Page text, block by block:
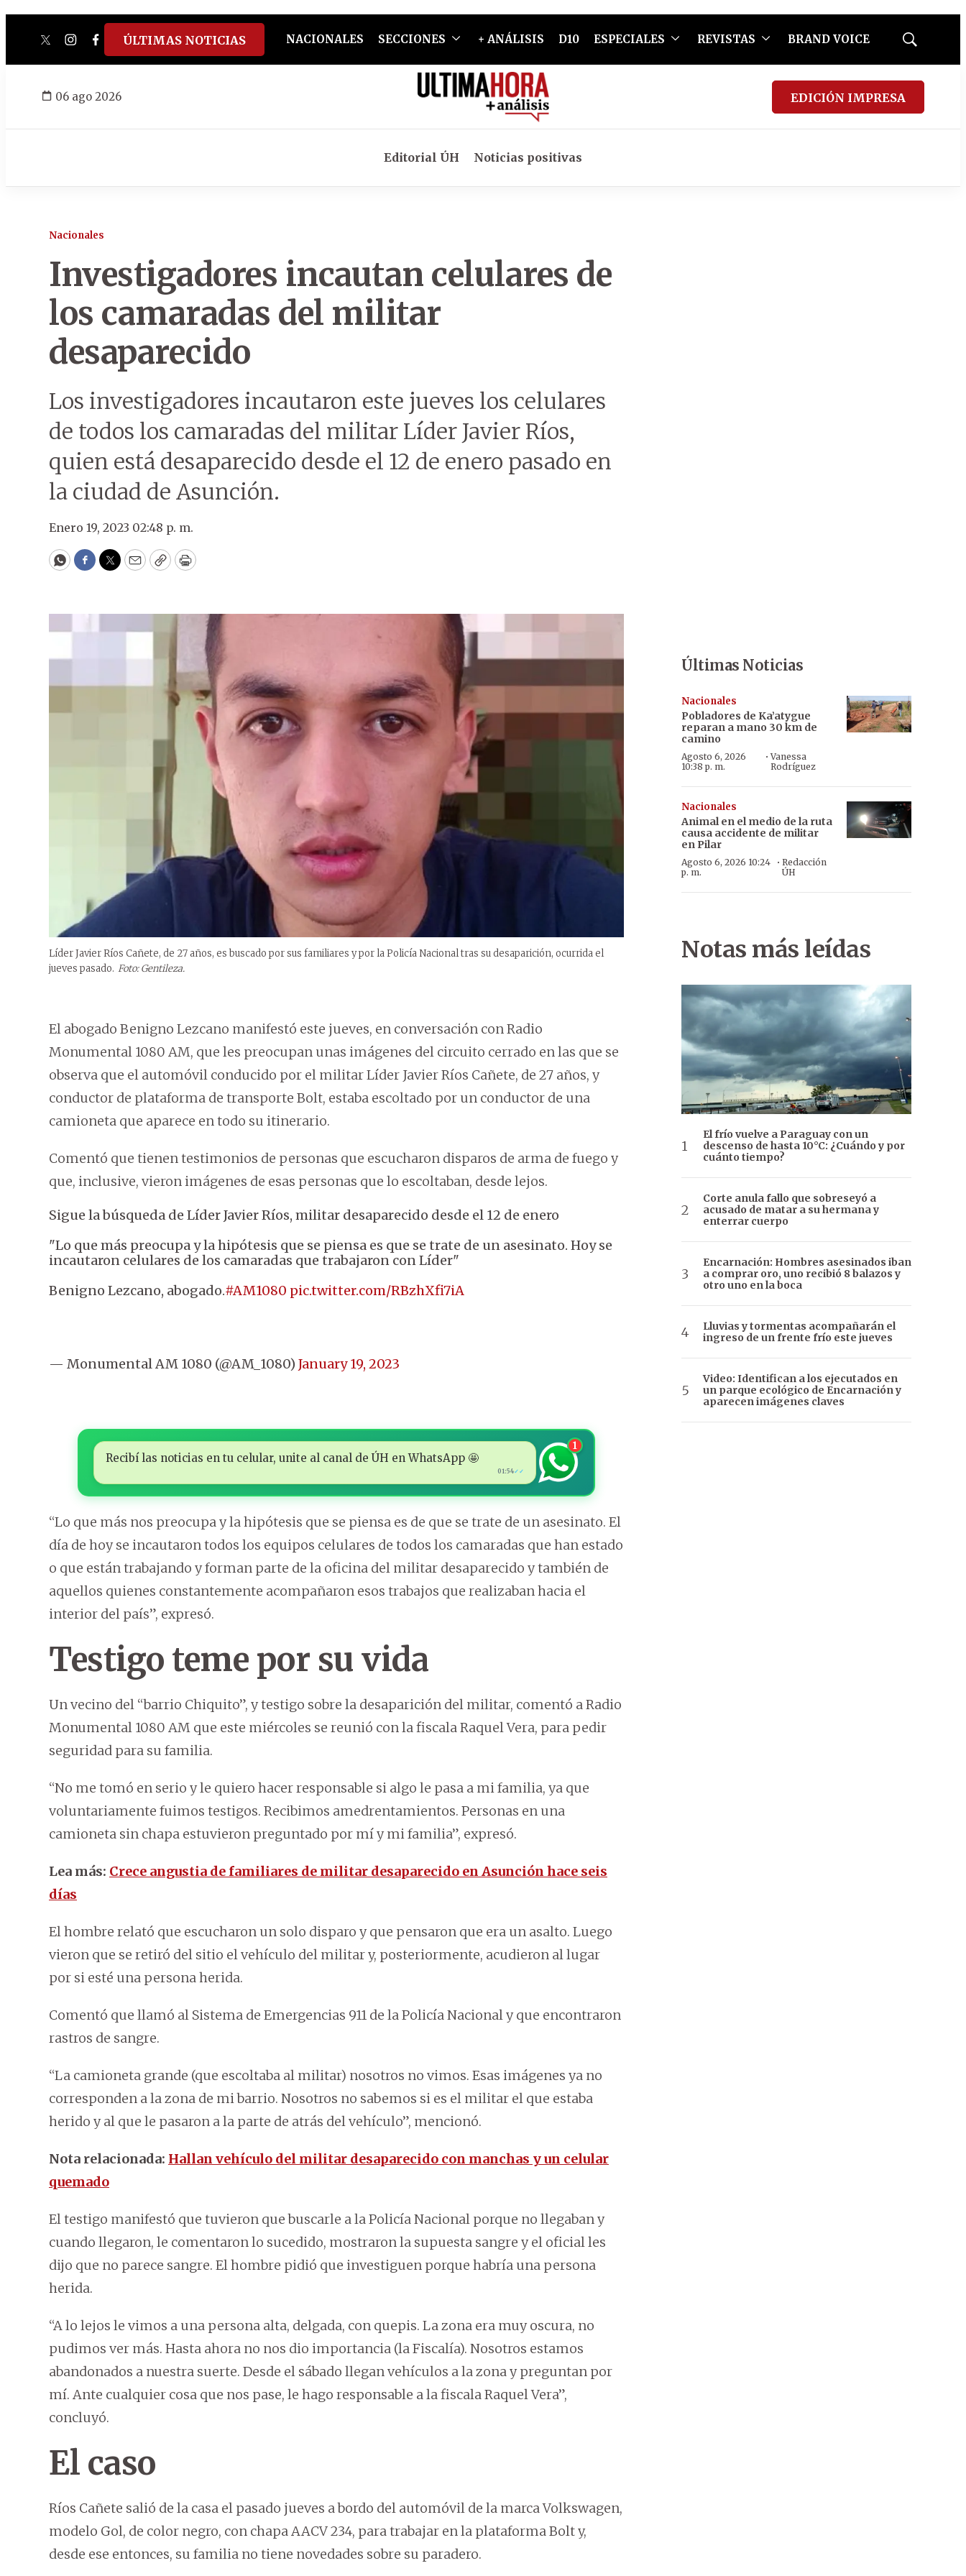
twitterinstagram
facebook
tiktokyoutube
spotify
ÚLTIMAS NOTICIAS NACIONALES SECCIONES + ANÁLISIS D10 ESPECIALES REVISTAS BRAND VOICE
Mostrar
06 ago 2026 EDICIÓN IMPRESA
Editorial ÚH Noticias positivas
Nacionales
Investigadores incautan celulares de
los camaradas del militar
desaparecido
Los investigadores incautaron este jueves los celulares
de todos los camaradas del militar Líder Javier Ríos,
quien está desaparecido desde el 12 de enero pasado en
la ciudad de Asunción.
Enero 19, 2023 02:48 p. m.
WhatsApp
Facebook
Twitter
EmailCopyPrint
Líder Javier Ríos Cañete, de 27 años, es buscado por sus familiares y por la Policía Nacional tras su desaparición, ocurrida el
jueves pasado. Foto: Gentileza.
El abogado Benigno Lezcano manifestó este jueves, en conversación con Radio
Monumental 1080 AM, que les preocupan unas imágenes del circuito cerrado en las que se
observa que el automóvil conducido por el militar Líder Javier Ríos Cañete, de 27 años, y
conductor de plataforma de transporte Bolt, estaba escoltado por un conductor de una
camioneta que aparece en todo su itinerario.
Comentó que tienen testimonios de personas que escucharon disparos de arma de fuego y
que, inclusive, vieron imágenes de esas personas que lo escoltaban, desde lejos.
Sigue la búsqueda de Líder Javier Ríos, militar desaparecido desde el 12 de enero
"Lo que más preocupa y la hipótesis que se piensa es que se trate de un asesinato. Hoy se
incautaron celulares de los camaradas que trabajaron con Líder"
Benigno Lezcano, abogado.#AM1080 pic.twitter.com/RBzhXfi7iA
— Monumental AM 1080 (@AM_1080) January 19, 2023
Recibí las noticias en tu celular, unite al canal de ÚH en WhatsApp 🤩
01:54✓✓
1
“Lo que más nos preocupa y la hipótesis que se piensa es de que se trate de un asesinato. El
día de hoy se incautaron todos los equipos celulares de todos los camaradas que han estado
o que están trabajando y forman parte de la oficina del militar desaparecido y también de
aquellos quienes constantemente acompañaron esos trabajos que realizaban hacia el
interior del país”, expresó.
Testigo teme por su vida
Un vecino del “barrio Chiquito”, y testigo sobre la desaparición del militar, comentó a Radio
Monumental 1080 AM que este miércoles se reunió con la fiscala Raquel Vera, para pedir
seguridad para su familia.
“No me tomó en serio y le quiero hacer responsable si algo le pasa a mi familia, ya que
voluntariamente fuimos testigos. Recibimos amedrentamientos. Personas en una
camioneta sin chapa estuvieron preguntado por mí y mi familia”, expresó.
Lea más: Crece angustia de familiares de militar desaparecido en Asunción hace seis
días
El hombre relató que escucharon un solo disparo y que pensaron que era un asalto. Luego
vieron que se retiró del sitio el vehículo del militar y, posteriormente, acudieron al lugar
por si esté una persona herida.
Comentó que llamó al Sistema de Emergencias 911 de la Policía Nacional y que encontraron
rastros de sangre.
“La camioneta grande (que escoltaba al militar) nosotros no vimos. Esas imágenes ya no
corresponden a la zona de mi barrio. Nosotros no sabemos si es el militar el que estaba
herido y al que le pasaron a la parte de atrás del vehículo”, mencionó.
Nota relacionada: Hallan vehículo del militar desaparecido con manchas y un celular
quemado
El testigo manifestó que tuvieron que buscarle a la Policía Nacional porque no llegaban y
cuando llegaron, le comentaron lo sucedido, mostraron la supuesta sangre y el oficial les
dijo que no parece sangre. El hombre pidió que investiguen porque habría una persona
herida.
“A lo lejos le vimos a una persona alta, delgada, con quepis. La zona era muy oscura, no
pudimos ver más. Hasta ahora no nos dio importancia (la Fiscalía). Nosotros estamos
abandonados a nuestra suerte. Desde el sábado llegan vehículos a la zona y preguntan por
mí. Ante cualquier cosa que nos pase, le hago responsable a la fiscala Raquel Vera”,
concluyó.
El caso
Ríos Cañete salió de la casa el pasado jueves a bordo del automóvil de la marca Volkswagen,
modelo Gol, de color negro, con chapa AACV 234, para trabajar en la plataforma Bolt y,
desde ese entonces, su familia no tiene novedades sobre su paradero.
Últimas Noticias
Nacionales
Pobladores de Ka’atygue
reparan a mano 30 km de
camino
Agosto 6, 2026
10:38 p. m.
·Vanessa
Rodríguez
Nacionales
Animal en el medio de la ruta
causa accidente de militar
en Pilar
Agosto 6, 2026 10:24
p. m.
· Redacción
ÚH
Notas más leídas
El frío vuelve a Paraguay con un
descenso de hasta 10°C: ¿Cuándo y por
cuánto tiempo?
Corte anula fallo que sobreseyó a
acusado de matar a su hermana y
enterrar cuerpo
Encarnación: Hombres asesinados iban
a comprar oro, uno recibió 8 balazos y
otro uno en la boca
Lluvias y tormentas acompañarán el
ingreso de un frente frío este jueves
Video: Identifican a los ejecutados en
un parque ecológico de Encarnación y
aparecen imágenes claves